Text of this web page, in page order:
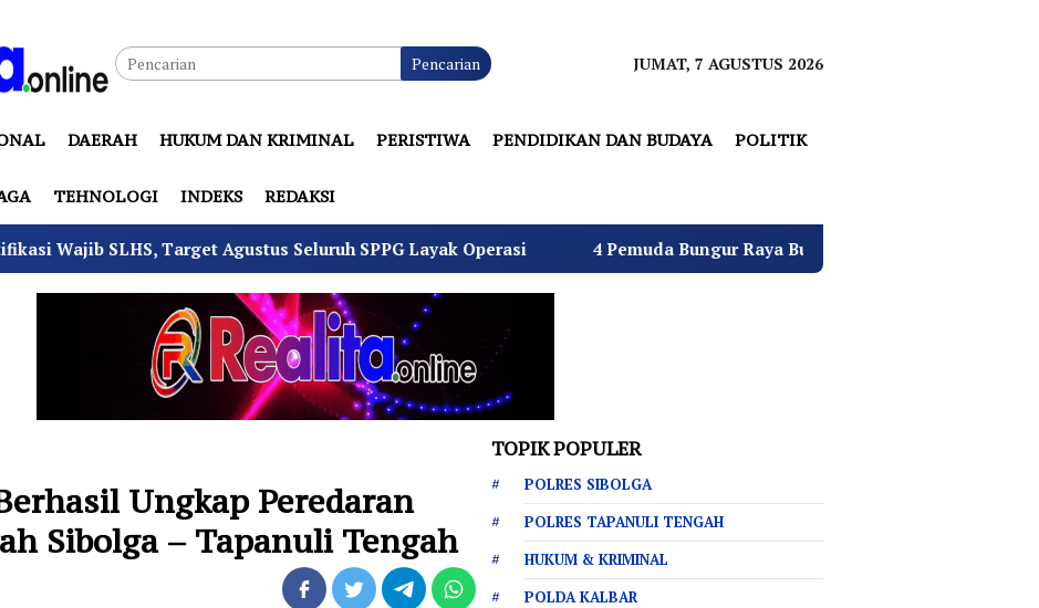
Pencarian JUMAT, 7 AGUSTUS 2026
DAERAH HUKUM DAN KRIMINAL PERISTIWA PENDIDIKAN DAN BUDAYA POLITIK
TEHNOLOGI INDEKS REDAKSI
Agustus Seluruh SPPG Layak Operasi 4 Pemuda Bungur Raya Bulatkan Dukungan untuk Hj. Desi Kurniati Malik
Ungkap Peredaran
Sibolga – Tapanuli Tengah
TOPIK POPULER
POLRES SIBOLGA
POLRES TAPANULI TENGAH
HUKUM & KRIMINAL
POLDA KALBAR